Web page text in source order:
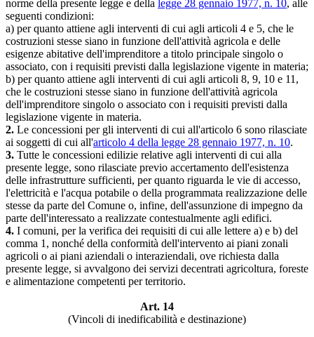
norme della presente legge e della legge 28 gennaio 1977, n. 10, alle
seguenti condizioni:
a) per quanto attiene agli interventi di cui agli articoli 4 e 5, che le
costruzioni stesse siano in funzione dell'attività agricola e delle
esigenze abitative dell'imprenditore a titolo principale singolo o
associato, con i requisiti previsti dalla legislazione vigente in materia;
b) per quanto attiene agli interventi di cui agli articoli 8, 9, 10 e 11,
che le costruzioni stesse siano in funzione dell'attività agricola
dell'imprenditore singolo o associato con i requisiti previsti dalla
legislazione vigente in materia.
2. Le concessioni per gli interventi di cui all'articolo 6 sono rilasciate
ai soggetti di cui all'articolo 4 della legge 28 gennaio 1977, n. 10.
3. Tutte le concessioni edilizie relative agli interventi di cui alla
presente legge, sono rilasciate previo accertamento dell'esistenza
delle infrastrutture sufficienti, per quanto riguarda le vie di accesso,
l'elettricità e l'acqua potabile o della programmata realizzazione delle
stesse da parte del Comune o, infine, dell'assunzione di impegno da
parte dell'interessato a realizzate contestualmente agli edifici.
4. I comuni, per la verifica dei requisiti di cui alle lettere a) e b) del
comma 1, nonché della conformità dell'intervento ai piani zonali
agricoli o ai piani aziendali o interaziendali, ove richiesta dalla
presente legge, si avvalgono dei servizi decentrati agricoltura, foreste
e alimentazione competenti per territorio.
Art. 14
(Vincoli di inedificabilità e destinazione)